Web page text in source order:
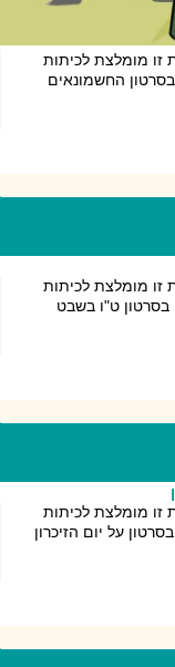
זו מומלצת לכיתות
החשמונאים
זו מומלצת לכיתות
ט"ו בשבט
זו מומלצת לכיתות
על יום הזיכרון